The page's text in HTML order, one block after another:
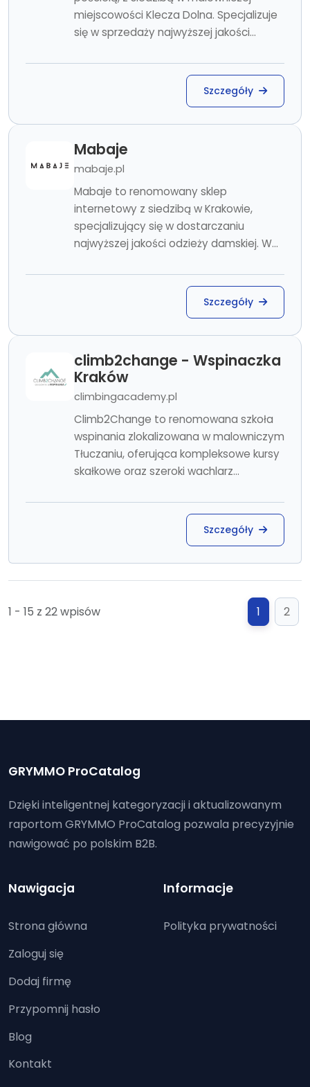
miejscowości Klecza Dolna. Specjalizuje
się w sprzedaży najwyższej jakości...
Szczegóły
Mabaje
mabaje.pl
Mabaje to renomowany sklep
internetowy z siedzibą w Krakowie,
specjalizujący się w dostarczaniu
najwyższej jakości odzieży damskiej. W...
Szczegóły
climb2change - Wspinaczka
Kraków
climbingacademy.pl
Climb2Change to renomowana szkoła
wspinania zlokalizowana w malowniczym
Tłuczaniu, oferująca kompleksowe kursy
skałkowe oraz szeroki wachlarz...
Szczegóły
1 - 15 z 22 wpisów 1 2
GRYMMO ProCatalog
Dzięki inteligentnej kategoryzacji i aktualizowanym
raportom GRYMMO ProCatalog pozwala precyzyjnie
nawigować po polskim B2B.
Nawigacja
Strona główna
Zaloguj się
Dodaj firmę
Przypomnij hasło
Blog
Kontakt
Informacje
Polityka prywatności